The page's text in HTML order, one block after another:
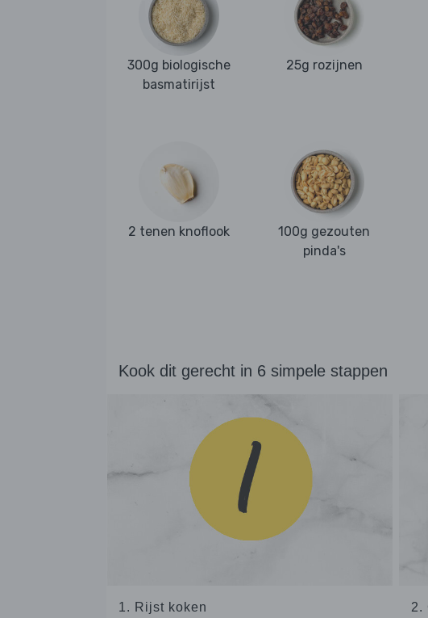
300g biologische
basmatirijst
25g rozijnen
2 tenen knoflook
100g gezouten
pinda's
Kook dit gerecht in 6 simpele stappen
1. Rijst koken 2.